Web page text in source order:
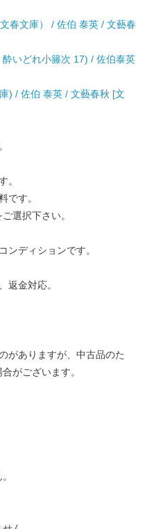
春文庫） / 佐伯 泰英 / 文藝春
いどれ小籐次 17) / 佐伯泰英
) / 佐伯 泰英 / 文藝春秋 [文
。
です。
選択下さい。
ンディションです。
返金対応。
がありますが、中古品のた
がございます。